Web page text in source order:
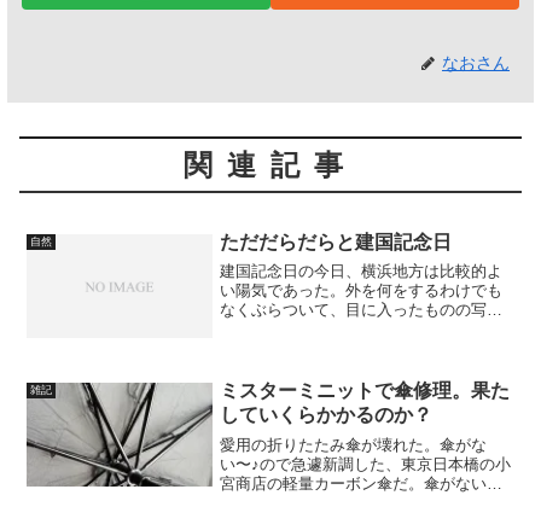
なおさん
関連記事
自然 ただだらだらと建国記念日
建国記念日の今日、横浜地方は比較的よ
い陽気であった。外を何をするわけでも
なくぶらついて、目に入ったものの写真
雑記
ミスターミニットで傘修理。果た
していくらかかるのか？
愛用の折りたたみ傘が壊れた。傘がな
い〜♪ので急遽新調した、東京日本橋の小
宮商店の軽量カーボン傘だ。傘がない〜♪